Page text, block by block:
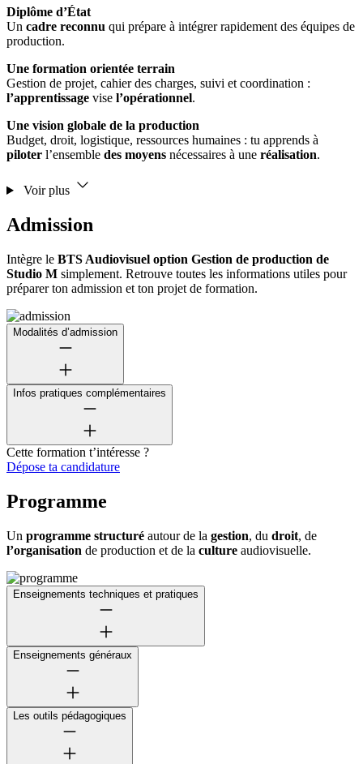
Diplôme d’État
Un cadre reconnu qui prépare à intégrer rapidement des équipes de
production.
Une formation orientée terrain
Gestion de projet, cahier des charges, suivi et coordination :
l’apprentissage vise l’opérationnel.
Une vision globale de la production
Budget, droit, logistique, ressources humaines : tu apprends à
piloter l’ensemble des moyens nécessaires à une réalisation.
Voir plus
Admission
Intègre le BTS Audiovisuel option Gestion de production de
Studio M simplement. Retrouve toutes les informations utiles pour
préparer ton admission et ton projet de formation.
Modalités d’admission
Infos pratiques complémentaires
Cette formation t’intéresse ?
Dépose ta candidature
Programme
Un programme structuré autour de la gestion, du droit, de
l’organisation de production et de la culture audiovisuelle.
Enseignements techniques et pratiques
Enseignements généraux
Les outils pédagogiques